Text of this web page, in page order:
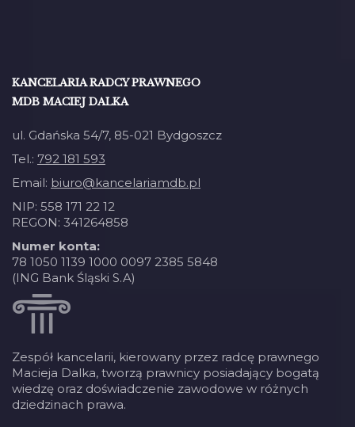
KANCELARIA RADCY PRAWNEGO
MDB MACIEJ DALKA
ul. Gdańska 54/7, 85-021 Bydgoszcz
Tel.: 792 181 593
Email: biuro@kancelariamdb.pl
NIP: 558 171 22 12
REGON: 341264858
Numer konta:
78 1050 1139 1000 0097 2385 5848
(ING Bank Śląski S.A)
Zespół kancelarii, kierowany przez radcę prawnego
Macieja Dalka, tworzą prawnicy posiadający bogatą
wiedzę oraz doświadczenie zawodowe w różnych
dziedzinach prawa.